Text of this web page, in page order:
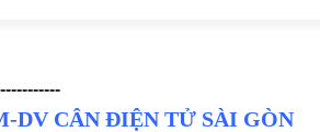
DV CÂN ĐIỆN TỬ SÀI GÒN